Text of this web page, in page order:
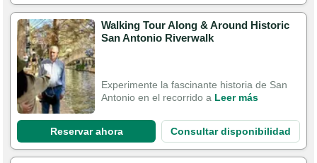
Walking Tour Along & Around Historic
San Antonio Riverwalk
Experimente la fascinante historia de San
Antonio en el recorrido a Leer más
Reservar ahora Consultar disponibilidad